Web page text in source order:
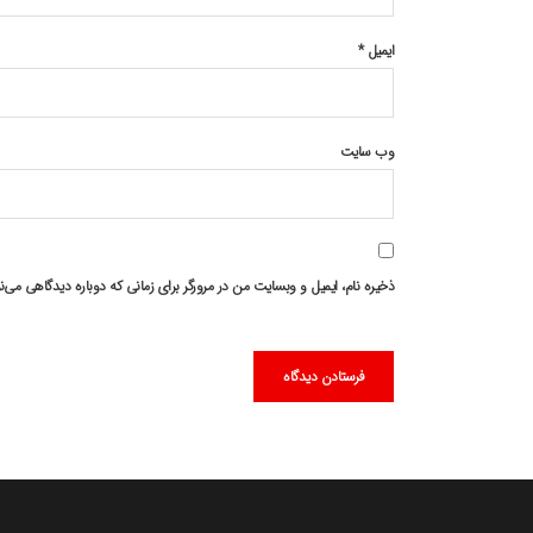
ایمیل*
وب‌ سایت
ذخیره نام، ایمیل و وبسایت من در مرورگر برای زمانی که دوباره دیدگاهی